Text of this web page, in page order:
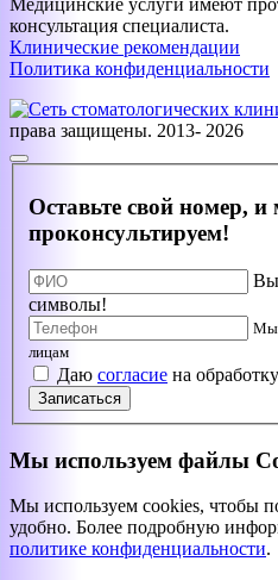
консультация специалиста.
Клинические рекомендации
Политика конфиденциальности
права защищены. 2013- 2026
Оставьте свой номер,
проконсультируем!
Вы
символы!
Мы
лицам
Даю согласие на обработку
Записаться
Мы используем файлы
Мы используем cookies, чтобы
удобно. Более подробную
политике конфиденциальности.